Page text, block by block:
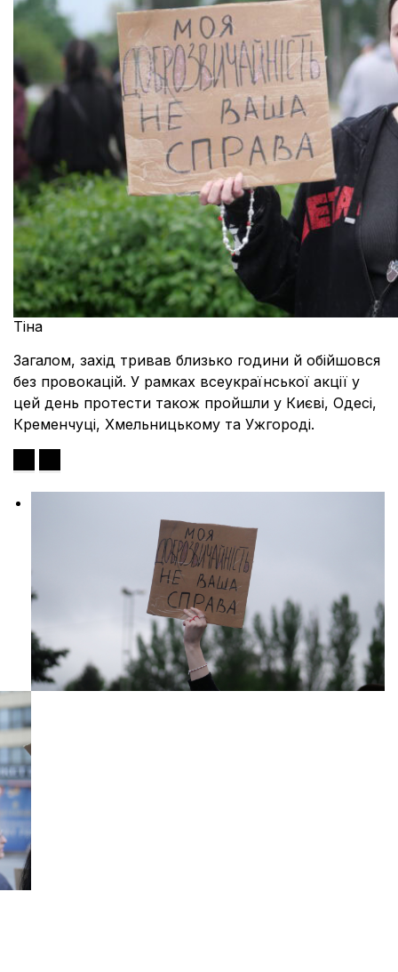
Тіна
Загалом, захід тривав близько години й обійшовся
без провокацій. У рамках всеукраїнської акції у
цей день протести також пройшли у Києві, Одесі,
Кременчуці, Хмельницькому та Ужгороді.